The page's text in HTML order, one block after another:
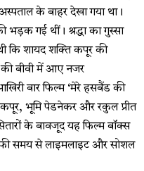
के बाहर देखा गया था।
भड़क गई थीं। श्रद्धा का गुस्सा
कि शायद शक्ति कपूर की
की बीवी में आए नजर
बार फिल्म ‘मेरे हसबैंड की
कपूर, भूमि पेडनेकर और रकुल प्रीत
के बावजूद यह फिल्म बॉक्स
समय से लाइमलाइट और सोशल